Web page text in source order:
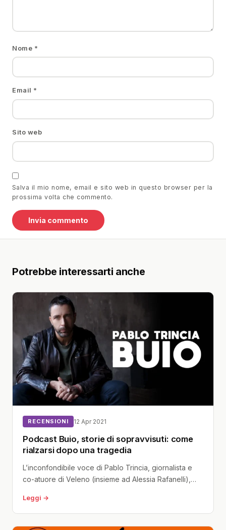
Nome *
Email *
Sito web
Salva il mio nome, email e sito web in questo browser per la
prossima volta che commento.
Potrebbe interessarti anche
RECENSIONI 12 Apr 2021
Podcast Buio, storie di sopravvisuti: come
rialzarsi dopo una tragedia
L’inconfondibile voce di Pablo Trincia, giornalista e
co-atuore di Veleno (insieme ad Alessia Rafanelli),
Leggi →